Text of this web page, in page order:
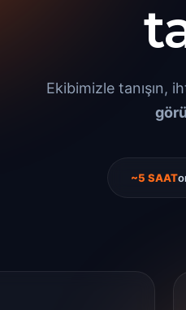
Ekibimizle tanışın,
~5 SAAT